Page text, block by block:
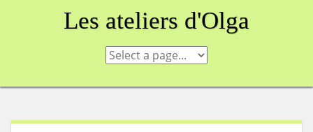
Les ateliers d'Olga